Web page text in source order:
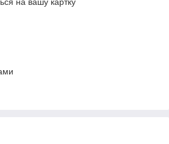
на вашу картку